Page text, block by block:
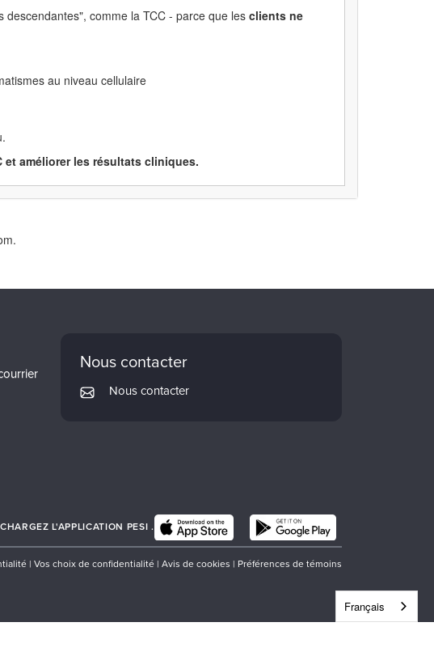
descendantes", comme la TCC - parce que les clients ne
au niveau cellulaire
améliorer les résultats cliniques.
Nous contacter
Nous contacter
L'APPLICATION PESI .
| Vos choix de confidentialité | Avis de cookies | Préférences de témoins
Français